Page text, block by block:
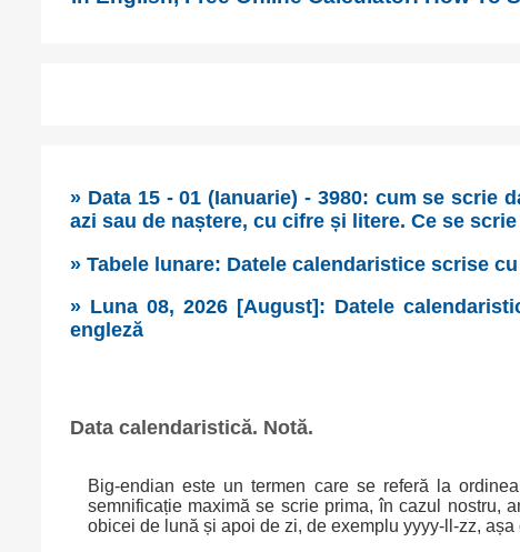
» Data 15 - 01 (Ianuarie) - 3980: cum se scrie
azi sau de naștere, cu cifre și litere. Ce se
» Tabele lunare: Datele calendaristice scrise
» Luna 08, 2026 [August]: Datele
engleză
Data calendaristică. Notă.
Big-endian este un termen care se referă la
semnificație maximă se scrie prima, în cazul nostru,
obicei de lună și apoi de zi, de exemplu yyyy-ll-zz,